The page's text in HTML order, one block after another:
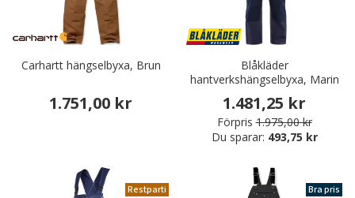
Carhartt hängselbyxa, Brun
1.751,00 kr
Blåkläder
hantverkshängselbyxa, Marin
1.481,25 kr
Förpris 1.975,00 kr
Du sparar: 493,75 kr
Restparti
Bra pris